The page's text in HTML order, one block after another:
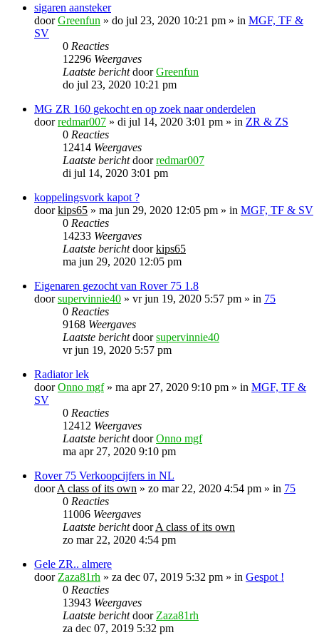
sigaren aansteker
doorGreenfun » do jul 23, 2020 10:21 pm » in MGF, TF &
SV
0 Reacties
12296 Weergaves
Laatste berichtdoorGreenfun
do jul 23, 2020 10:21 pm
MG ZR 160 gekocht en op zoek naar onderdelen
doorredmar007 » di jul 14, 2020 3:01 pm » in ZR & ZS
0 Reacties
12414 Weergaves
Laatste berichtdoorredmar007
di jul 14, 2020 3:01 pm
koppelingsvork kapot ?
doorkips65 » ma jun 29, 2020 12:05 pm » in MGF, TF & SV
0 Reacties
14233 Weergaves
Laatste berichtdoorkips65
ma jun 29, 2020 12:05 pm
Eigenaren gezocht van Rover 75 1.8
doorsupervinnie40 » vr jun 19, 2020 5:57 pm » in 75
0 Reacties
9168 Weergaves
Laatste berichtdoorsupervinnie40
vr jun 19, 2020 5:57 pm
Radiator lek
doorOnno mgf» ma apr 27, 2020 9:10 pm » in MGF, TF &
SV
0 Reacties
12412 Weergaves
Laatste berichtdoorOnno mgf
ma apr 27, 2020 9:10 pm
Rover 75 Verkoopcijfers in NL
doorA class of its own » zo mar 22, 2020 4:54 pm » in 75
0 Reacties
11006 Weergaves
Laatste berichtdoorA class of its own
zo mar 22, 2020 4:54 pm
Gele ZR.. almere
door Zaza81rh » za dec 07, 2019 5:32 pm » in Gespot !
0 Reacties
13943 Weergaves
Laatste berichtdoor Zaza81rh
za dec 07, 2019 5:32 pm